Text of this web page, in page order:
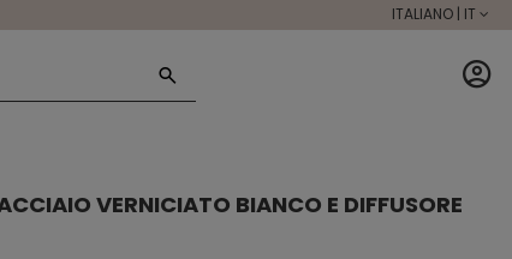
ITALIANO | IT
VERNICIATO BIANCO E DIFFUSORE